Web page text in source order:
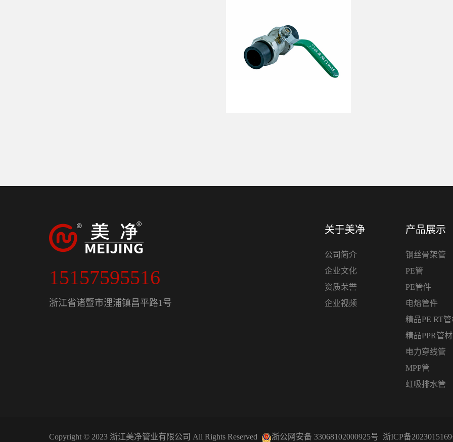
15157595516
浙江省诸暨市浬浦镇昌平路1号
关于美净
公司简介
企业文化
资质荣誉
企业视频
产品展示
钢丝骨架管
PE管
PE管件
电熔管件
精品PE RT
精品PPR管
电力穿线管
MPP管
虹吸排水管
Copyright © 2023 浙江美净管业有限公司 All Rights Reserved 浙公网安备 33068102000925号 浙ICP备